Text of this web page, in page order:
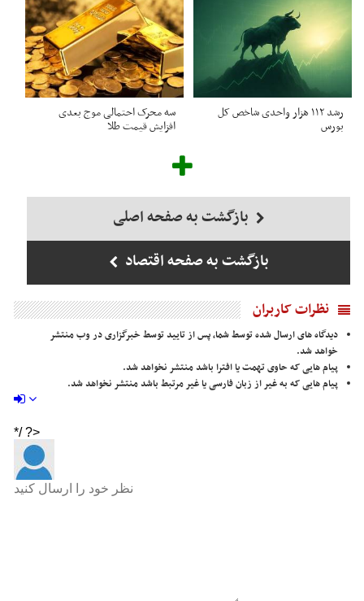
رشد ۱۱۲ هزار واحدی شاخص کل
بورس
سه محرک احتمالی موج بعدی
افزایش قیمت طلا
بازگشت به صفحه اصلی
بازگشت به صفحه اقتصاد
نظرات کاربران
دیدگاه های ارسال شده توسط شما، پس از تایید توسط خبرگزاری در وب منتشر
خواهد شد.
پیام هایی که حاوی تهمت یا افترا باشد منتشر نخواهد شد.
پیام هایی که به غیر از زبان فارسی یا غیر مرتبط باشد منتشر نخواهد شد.